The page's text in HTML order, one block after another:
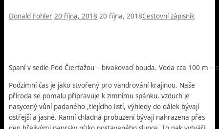
Donald Fohler 20 října, 2018 20 října, 2018Cestovní zápisník
Spaní v sedle Pod Čierťažou – bivakovací bouda. Voda cca 100 m –
Podzimní čas je jako stvořený pro vandrování krajinou. Naše
příroda se pomalu připravuje k zimnímu spánku, vzduch je
nasycený vůní padaného ,tlejícího listí, výhledy do dálek bývají
ostřejší a jasné. Ranní chladná probuzení bývají nahrazena přes